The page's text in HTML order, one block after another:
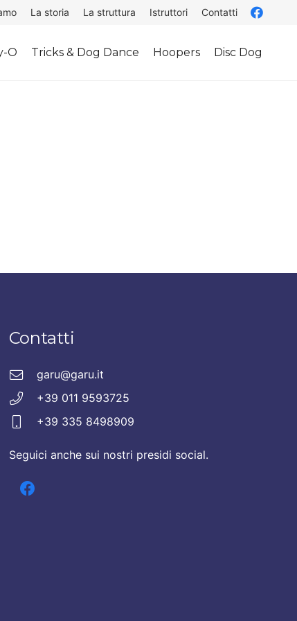
La storia La struttura Istruttori Contatti
O Tricks & Dog Dance Hoopers Disc Dog
Contatti
garu@garu.it
+39 011 9593725
+39 335 8498909
Seguici anche sui nostri presidi social.